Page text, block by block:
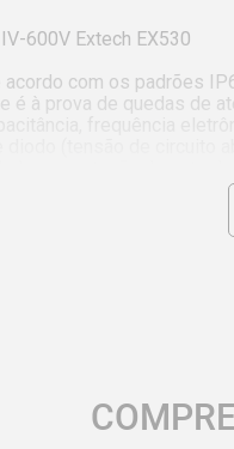
600V Extech EX530
com os padrões
é à prova de quedas de
C a -4 a 482 graus F),
(-4 a 1.382°F)